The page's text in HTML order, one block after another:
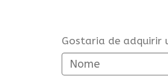
Gostaria de adquirir